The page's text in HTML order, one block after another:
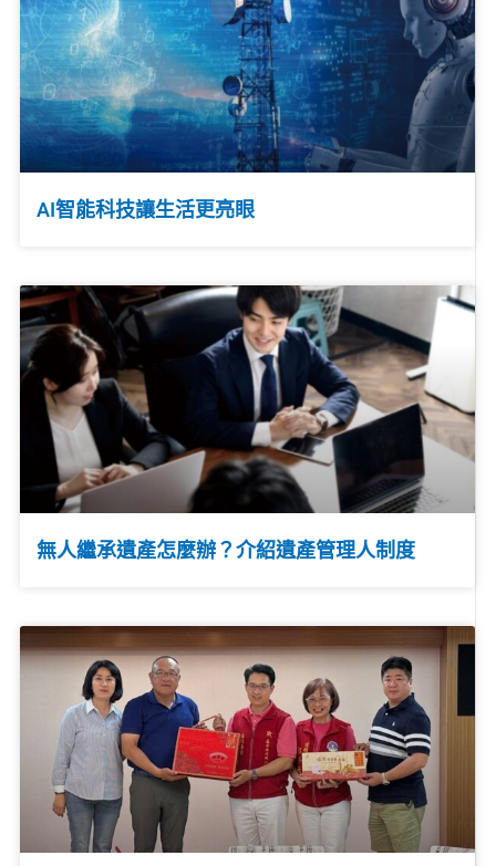
AI智能科技讓生活更亮眼
無人繼承遺產怎麼辦？介紹遺產管理人制度